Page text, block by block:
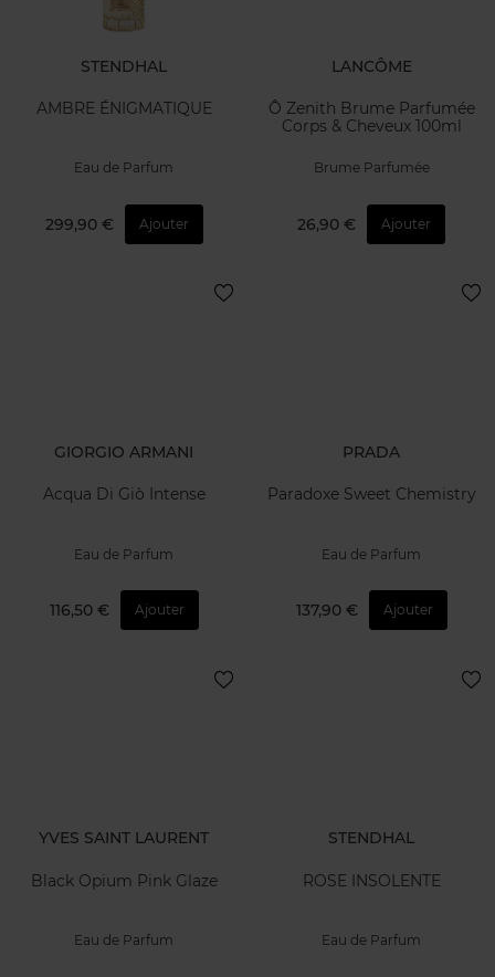
STENDHAL
AMBRE ÉNIGMATIQUE
Eau de Parfum
299,90 € Ajouter
LANCÔME
Ô Zenith Brume Parfumée
Corps & Cheveux 100ml
Brume Parfumée
26,90 € Ajouter
GIORGIO ARMANI
Acqua Di Giò Intense
Eau de Parfum
116,50 € Ajouter
PRADA
Paradoxe Sweet Chemistry
Eau de Parfum
137,90 € Ajouter
YVES SAINT LAURENT
Black Opium Pink Glaze
Eau de Parfum
STENDHAL
ROSE INSOLENTE
Eau de Parfum